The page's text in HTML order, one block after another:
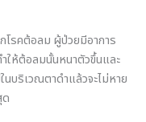
โรคต้อลม ผู้ป่วยมีอาการ
ให้ต้อลมนั้นหนาตัวขึ้นและ
นบริเวณตาดำแล้วจะไม่หาย